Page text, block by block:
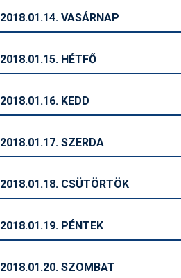
2018.01.14. VASÁRNAP
2018.01.15. HÉTFŐ
2018.01.16. KEDD
2018.01.17. SZERDA
2018.01.18. CSÜTÖRTÖK
2018.01.19. PÉNTEK
2018.01.20. SZOMBAT